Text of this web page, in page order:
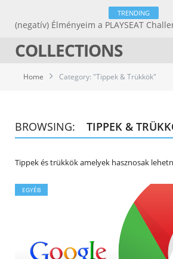
TRENDING
COLLECTIONS
Home Category: "Tippek & Trükkök"
BROWSING: TIPPEK &
Tippek és trükkök amelyek hasznosak
EGYÉB